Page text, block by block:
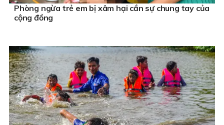
Phòng ngừa trẻ em bị xâm hại cần sự chung tay của
cộng đồng